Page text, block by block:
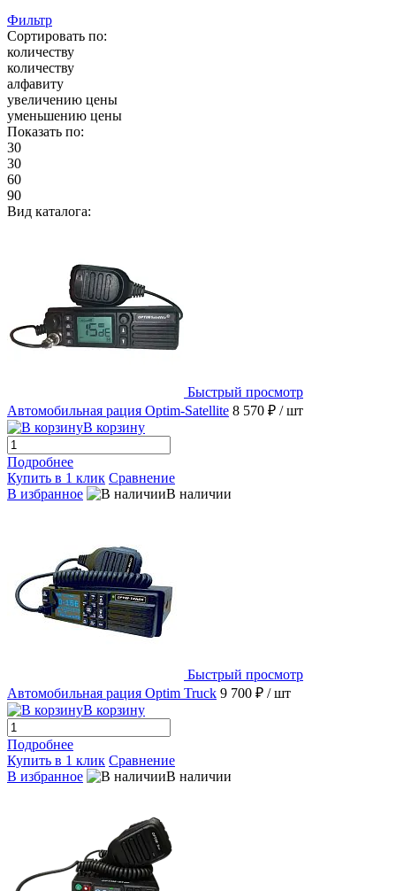
Фильтр
Сортировать по:
количеству
количеству
алфавиту
увеличению цены
уменьшению цены
Показать по:
30
30
60
90
Вид каталога:
Быстрый просмотр
Автомобильная рация Optim-Satellite 8 570 ₽ / шт
В корзину
Подробнее
Купить в 1 клик Сравнение
В избранное
В наличии
Быстрый просмотр
Автомобильная рация Optim Truck 9 700 ₽ / шт
В корзину
Подробнее
Купить в 1 клик Сравнение
В избранное
В наличии